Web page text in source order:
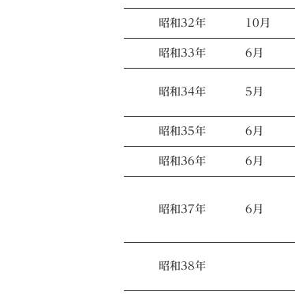
昭和32年 10月
昭和33年 6月
昭和34年 5月
昭和35年 6月
昭和36年 6月
昭和37年 6月
昭和38年